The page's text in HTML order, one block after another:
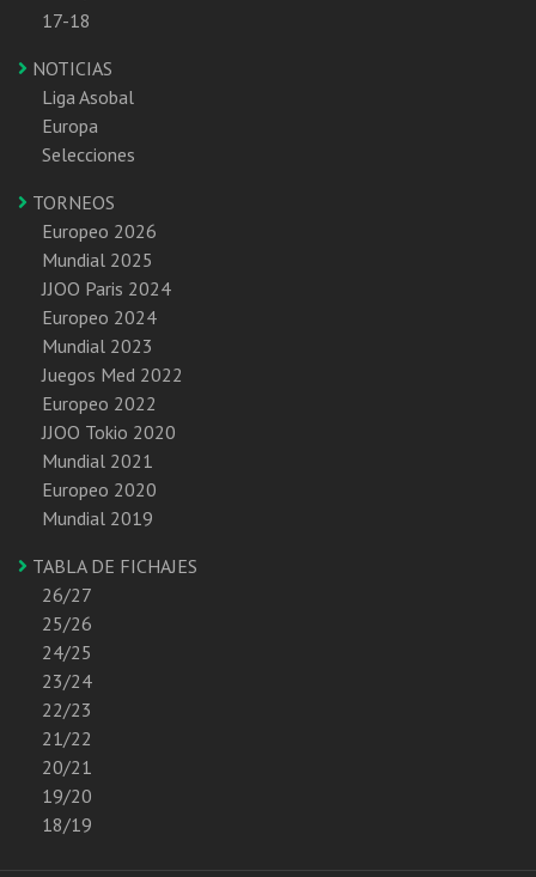
17-18
NOTICIAS
Liga Asobal
Europa
Selecciones
TORNEOS
Europeo 2026
Mundial 2025
JJOO Paris 2024
Europeo 2024
Mundial 2023
Juegos Med 2022
Europeo 2022
JJOO Tokio 2020
Mundial 2021
Europeo 2020
Mundial 2019
TABLA DE FICHAJES
26/27
25/26
24/25
23/24
22/23
21/22
20/21
19/20
18/19